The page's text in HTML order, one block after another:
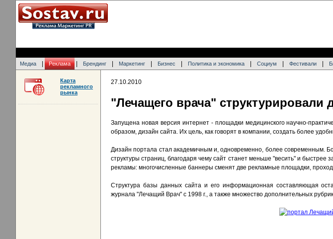
Медиа Реклама Брендинг Маркетинг Бизнес Политика и экономика Социум Фестивали
27.10.2010
"Лечащего врача" структурировали
Запущена новая версия интернет - площадки медицинского научно-
образом, дизайн сайта. Их цель, как говорят в компании, создать более
Дизайн портала стал академичным и, одновременно, более современным.
структуры страниц, благодаря чему сайт станет меньше "весить" и
рекламы: многочисленные баннеры сменят две рекламные площадки,
Структура базы данных сайта и его информационная составляющая
журнала "Лечащий Врач" с 1998 г., а также множество дополнительных
Карта
рекламного
рынка